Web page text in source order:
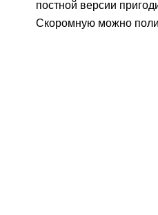
постной версии
Скоромную можно